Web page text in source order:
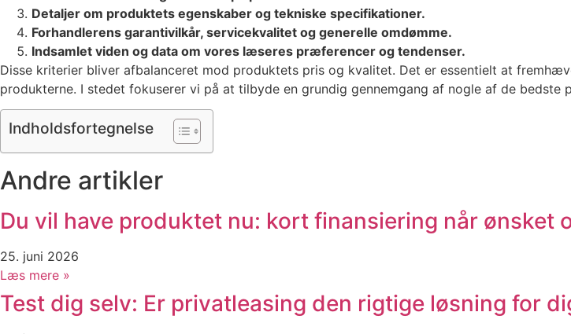
Detaljer om produktets egenskaber og tekniske specifikationer.
Forhandlerens garantivilkår, servicekvalitet og generelle omdømme.
Indsamlet viden og data om vores læseres præferencer og tendenser.
Disse kriterier bliver afbalanceret mod produktets pris og kvalitet. Det er essentielt at
produkterne. I stedet fokuserer vi på at tilbyde en grundig gennemgang af nogle af de
Indholdsfortegnelse
Andre artikler
Du vil have produktet nu: kort finansiering når ønsket
25. juni 2026
Læs mere »
Test dig selv: Er privatleasing den rigtige løsning for